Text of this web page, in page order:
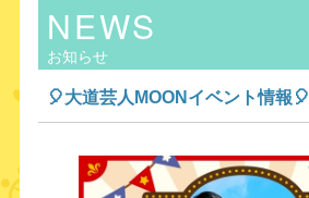
NEWS
お知らせ
🎈大道芸人MOONイベント情報🎈